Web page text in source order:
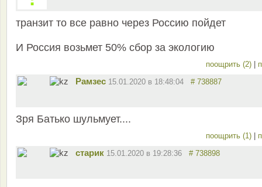
транзит то все равно через Россию пойдет
И Россия возьмет 50% сбор за экологию
поощрить (2)
Рамзес 15.01.2020 в 18:48:04 # 738887
Зря Батько шульмует....
поощрить (1)
старик 15.01.2020 в 19:28:36 # 738898